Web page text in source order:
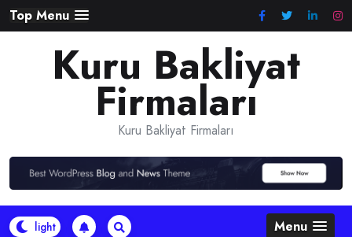
Skip
to
Top Menu
Kuru Bakliyat
Firmaları
Kuru Bakliyat Firmaları
Menu